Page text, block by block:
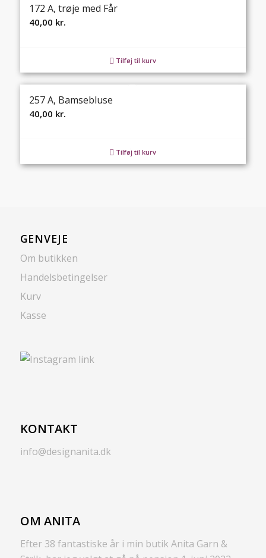
172 A, trøje med Får
40,00 kr.
Tilføj til kurv
257 A, Bamsebluse
40,00 kr.
Tilføj til kurv
GENVEJE
Om butikken
Handelsbetingelser
Kurv
Kasse
KONTAKT
info@designanita.dk
OM ANITA
Efter 38 fantastiske år i min butik Anita Garn &